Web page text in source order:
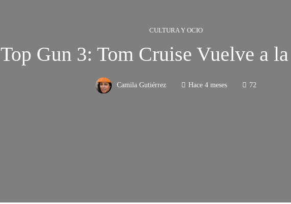
CULTURA Y OCIO
Top Gun 3: Tom Cruise Vuelve a
Camila Gutiérrez Hace 4 meses 72